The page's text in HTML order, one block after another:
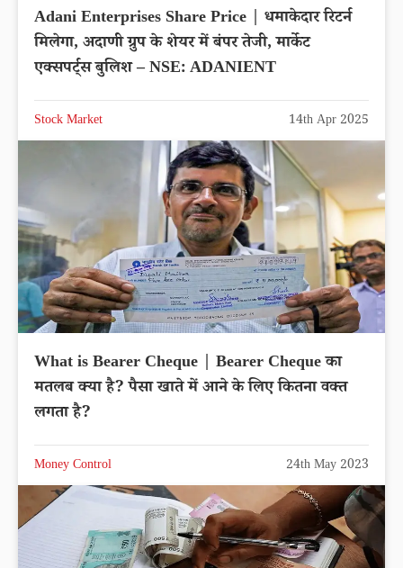
Adani Enterprises Share Price | धमाकेदार रिटर्न
मिलेगा, अदाणी ग्रुप के शेयर में बंपर तेजी, मार्केट
एक्सपर्ट्स बुलिश – NSE: ADANIENT
Stock Market 14th Apr 2025
What is Bearer Cheque | Bearer Cheque का
मतलब क्या है? पैसा खाते में आने के लिए कितना वक्त
लगता है?
Money Control 24th May 2023